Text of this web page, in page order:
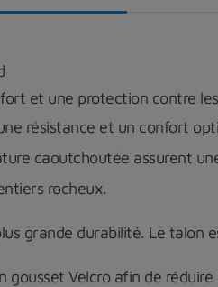
et une protection contre
résistance et un confort
caoutchoutée assurent
rocheux.
grande durabilité. Le talon
gousset Velcro afin de réduire